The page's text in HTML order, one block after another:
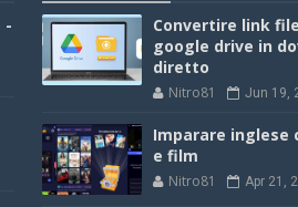
-
Convertire link
google drive in
diretto
Nitro81 Jun 19,
Imparare inglese
e film
Nitro81 Apr 21,